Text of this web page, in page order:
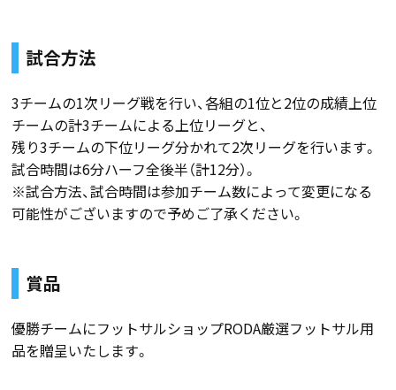
試合方法
3チームの1次リーグ戦を行い、各組の1位と2位の成績上位
チームの計3チームによる上位リーグと、
残り3チームの下位リーグ分かれて2次リーグを行います。
試合時間は6分ハーフ全後半（計12分）。
※試合方法、試合時間は参加チーム数によって変更になる
可能性がございますので予めご了承ください。
賞品
優勝チームにフットサルショップRODA厳選フットサル用
品を贈呈いたします。